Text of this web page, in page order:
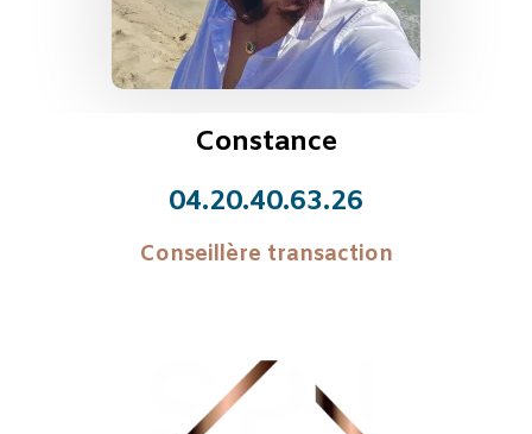
Constance
04.20.40.63.26
Conseillère transaction